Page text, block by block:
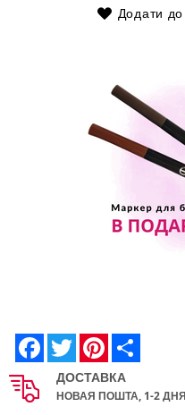
Додати
Facebook
Twitter Pinterest
ДОСТАВКА
НОВАЯ ПОШТА, 1-2 ДНЯ